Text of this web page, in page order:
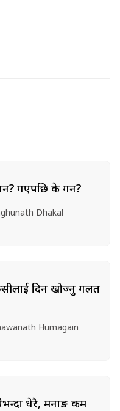
गएपछि के गर्ने?
Dhakal
दिन खोज्नु गलत
Humagain
धेरै, मनाङ कम